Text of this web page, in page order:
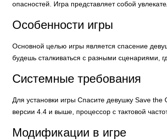
опасностей. Игра представляет собой
Особенности игры
Основной целью игры является спасение
будешь сталкиваться с разными сценариями,
Системные требования
Для установки игры Спасите девушку Save
версии 4.4 и выше, процессор с тактовой
Модификации в игре